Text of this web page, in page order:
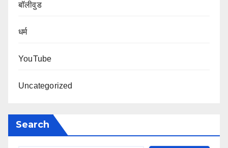
बॉलीवुड
धर्म
YouTube
Uncategorized
Search